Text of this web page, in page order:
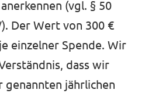
anerkennen (vgl. § 50
). Der Wert von 300 €
einzelner Spende. Wir
dass wir
genannten jährlichen